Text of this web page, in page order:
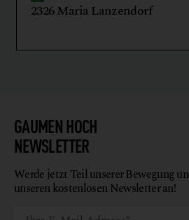
2326 Maria Lanzendorf
GAUMEN HOCH
NEWSLETTER
Werde jetzt Teil unserer Bewegung
unseren kostenlosen Newsletter an!